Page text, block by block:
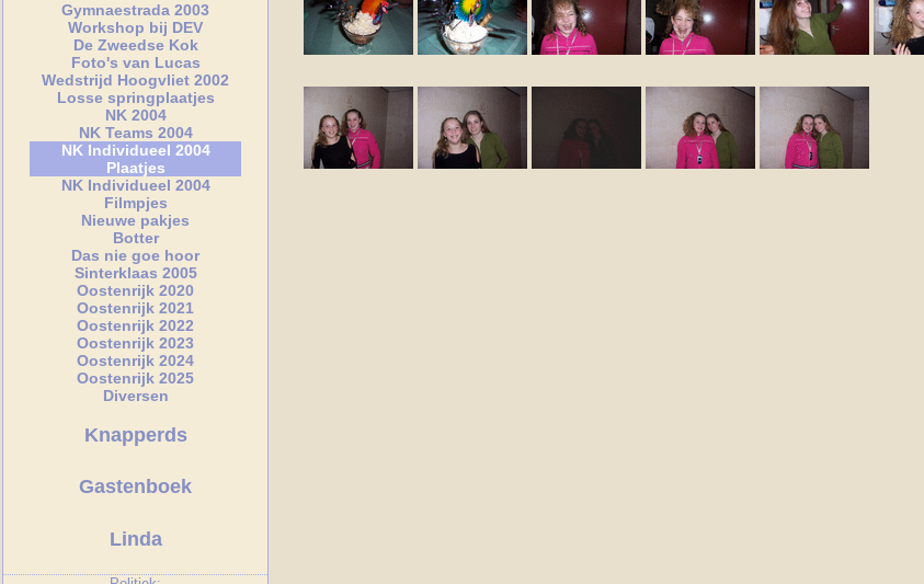
Gymnaestrada 2003
Workshop bij DEV
De Zweedse Kok
Foto's van Lucas
Wedstrijd Hoogvliet 2002
Losse springplaatjes
NK 2004
NK Teams 2004
NK Individueel 2004
Plaatjes
NK Individueel 2004
Filmpjes
Nieuwe pakjes
Botter
Das nie goe hoor
Sinterklaas 2005
Oostenrijk 2020
Oostenrijk 2021
Oostenrijk 2022
Oostenrijk 2023
Oostenrijk 2024
Oostenrijk 2025
Diversen
Knapperds
Gastenboek
Linda